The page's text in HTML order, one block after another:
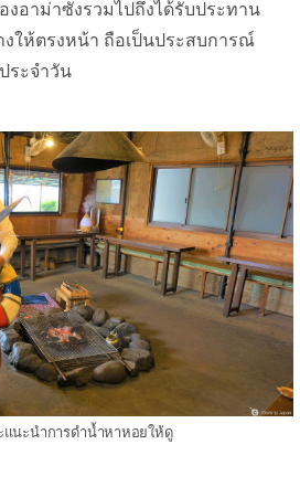
งอาม่าซังรวมไปถึงได้รับประทาน
งให้ตรงหน้า ถือเป็นประสบการณ์
ระจำวัน
นะนำการดำน้ำหาหอยให้ดู